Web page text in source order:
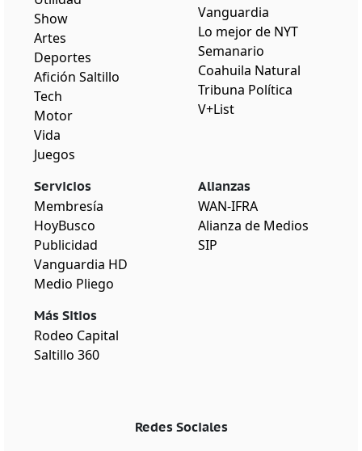
Show
Artes
Deportes
Afición Saltillo
Tech
Motor
Vida
Juegos
Vanguardia
Lo mejor de NYT
Semanario
Coahuila Natural
Tribuna Política
V+List
Servicios
Membresía
HoyBusco
Publicidad
Vanguardia HD
Medio Pliego
Más Sitios
Rodeo Capital
Saltillo 360
Alianzas
WAN-IFRA
Alianza de Medios
SIP
Redes Sociales